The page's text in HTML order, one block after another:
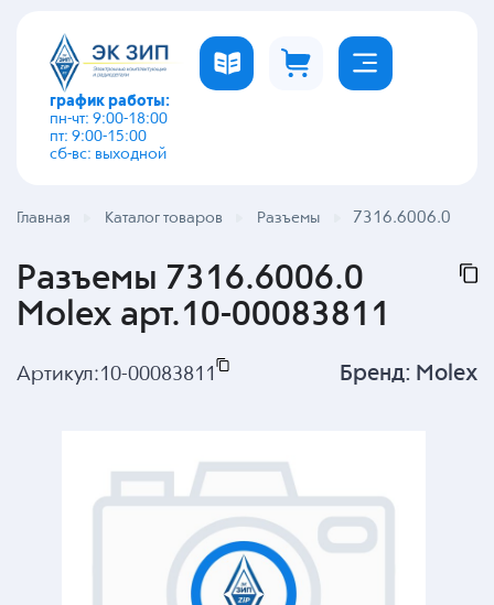
график работы:
пн-чт: 9:00-18:00
пт: 9:00-15:00
сб-вс: выходной
Главная Каталог товаров Разъемы 7316.6006.0
Разъемы 7316.6006.0
Molex арт.10-00083811
Артикул:10-00083811 Бренд: Molex